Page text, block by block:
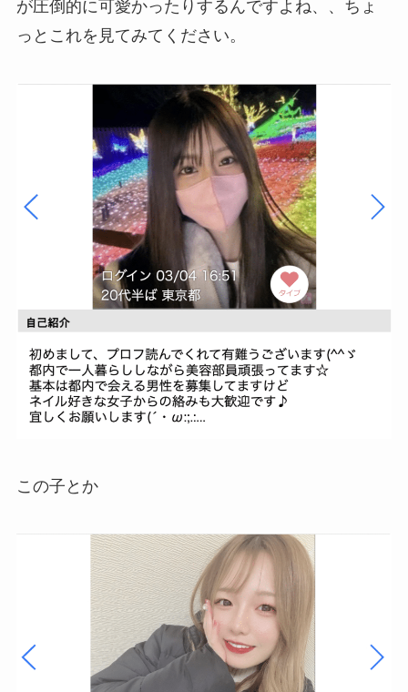
が圧倒的に可愛かったりするんですよね、、ちょ
っとこれを見てみてください。
この子とか